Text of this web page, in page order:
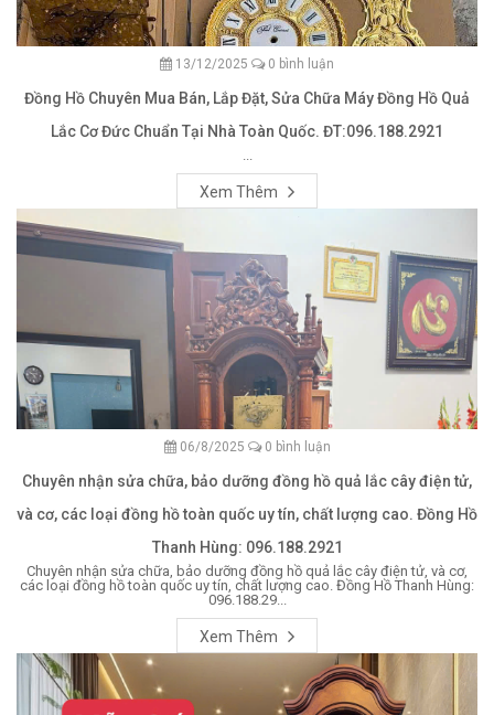
13/12/2025 0 bình luận
Đồng Hồ Chuyên Mua Bán, Lắp Đặt, Sửa Chữa Máy Đồng Hồ Quả
Lắc Cơ Đức Chuẩn Tại Nhà Toàn Quốc. ĐT:096.188.2921
...
Xem Thêm
06/8/2025 0 bình luận
Chuyên nhận sửa chữa, bảo dưỡng đồng hồ quả lắc cây điện tử,
và cơ, các loại đồng hồ toàn quốc uy tín, chất lượng cao. Đồng Hồ
Thanh Hùng: 096.188.2921
Chuyên nhận sửa chữa, bảo dưỡng đồng hồ quả lắc cây điện tử, và cơ,
các loại đồng hồ toàn quốc uy tín, chất lượng cao. Đồng Hồ Thanh Hùng:
096.188.29...
Xem Thêm